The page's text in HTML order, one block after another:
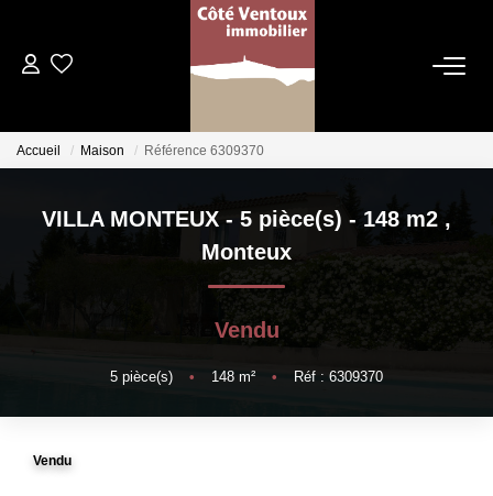
Qui Sommes Nous
Les Dentelles Montmirail
Notre Équipe
ESTIMATION
Accueil Maison Référence 6309370
VILLA MONTEUX - 5 pièce(s) - 148 m2 ,
Monteux
Vendu
5 pièce(s) • 148 m² • Réf : 6309370
Vendu